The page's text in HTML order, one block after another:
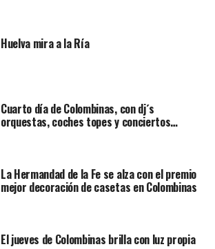
Huelva mira a la Ría
Cuarto día de Colombinas, con dj´s
orquestas, coches topes y conciertos…
La Hermandad de la Fe se alza con el premio
mejor decoración de casetas en Colombinas
El jueves de Colombinas brilla con luz propia